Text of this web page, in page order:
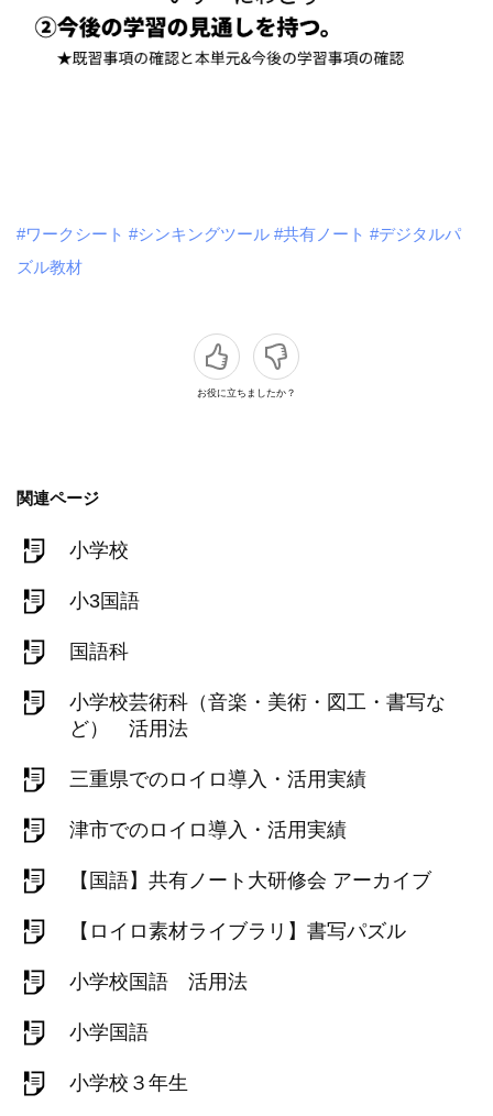
#ワークシート #シンキングツール #共有ノート #デジタルパ
ズル教材
お役に立ちましたか？
関連ページ
小学校
小3国語
国語科
小学校芸術科（音楽・美術・図工・書写な
ど） 活用法
三重県でのロイロ導入・活用実績
津市でのロイロ導入・活用実績
【国語】共有ノート大研修会 アーカイブ
【ロイロ素材ライブラリ】書写パズル
小学校国語 活用法
小学国語
小学校３年生